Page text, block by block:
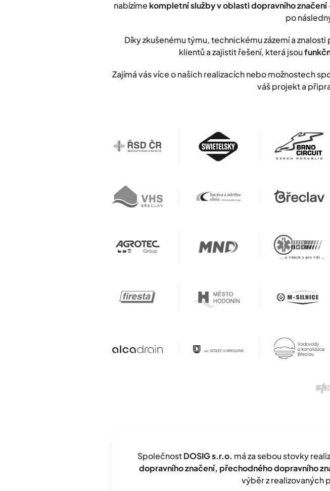
nabízíme kompletní služby v oblasti dopravního značení
po
Díky zkušenému týmu, technickému zázemí a
klientů a zajistit řešení, která jsou
Zajímá vás více o našich realizacích nebo možnostech
váš projekt a
SpolečnostDOSIG s.r.o. má za sebou stovky
dopravního značení, přechodného dopravního
výběr z realizovaných